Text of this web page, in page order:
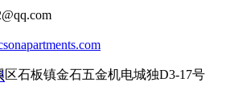
区石板镇金石五金机电城独D3-17号